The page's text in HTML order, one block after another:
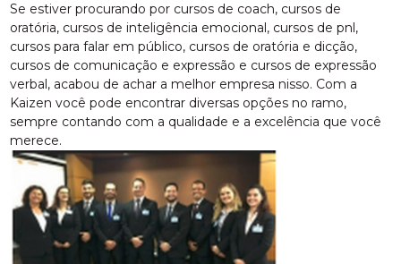
Se estiver procurando por cursos de coach, cursos de
oratória, cursos de inteligência emocional, cursos de pnl,
cursos para falar em público, cursos de oratória e dicção,
cursos de comunicação e expressão e cursos de expressão
verbal, acabou de achar a melhor empresa nisso. Com a
Kaizen você pode encontrar diversas opções no ramo,
sempre contando com a qualidade e a excelência que você
merece.